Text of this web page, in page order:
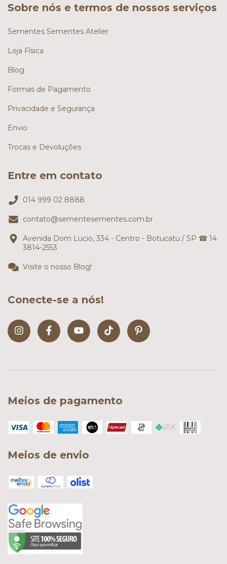
Sobre nós e termos de nossos serviços
Sementes Sementes Atelier
Loja Física
Blog
Formas de Pagamento
Privacidade e Segurança
Envio
Trocas e Devoluções
Entre em contato
014 999 02 8888
contato@sementesementes.com.br
Avenida Dom Lucio, 334 - Centro - Botucatu / SP ☎ 14
3814-2553
Visite o nosso Blog!
Conecte-se a nós!
Meios de pagamento
Meios de envio